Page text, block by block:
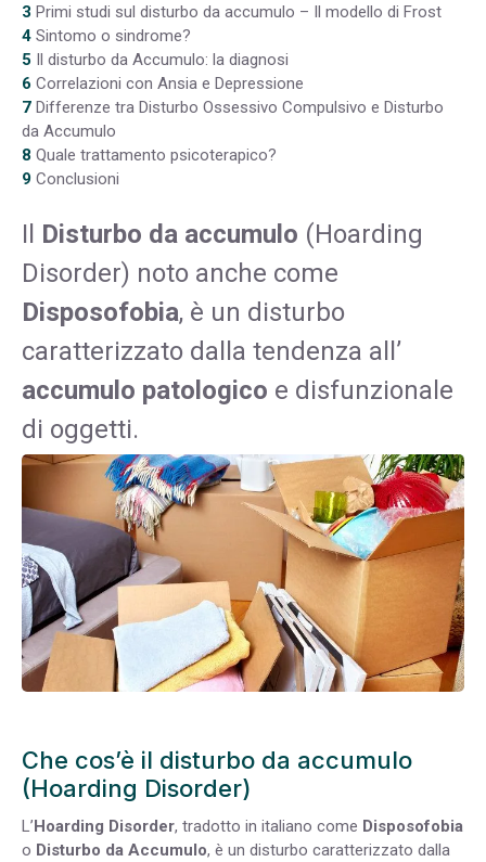
3 Primi studi sul disturbo da accumulo – Il modello di Frost
4 Sintomo o sindrome?
5 Il disturbo da Accumulo: la diagnosi
6 Correlazioni con Ansia e Depressione
7 Differenze tra Disturbo Ossessivo Compulsivo e Disturbo
da Accumulo
8 Quale trattamento psicoterapico?
9 Conclusioni
Il Disturbo da accumulo (Hoarding
Disorder) noto anche come
Disposofobia, è un disturbo
caratterizzato dalla tendenza all’
accumulo patologico e disfunzionale
di oggetti.
Che cos’è il disturbo da accumulo
(Hoarding Disorder)
L’ Hoarding Disorder, tradotto in italiano come Disposofobia
o Disturbo da Accumulo, è un disturbo caratterizzato dalla